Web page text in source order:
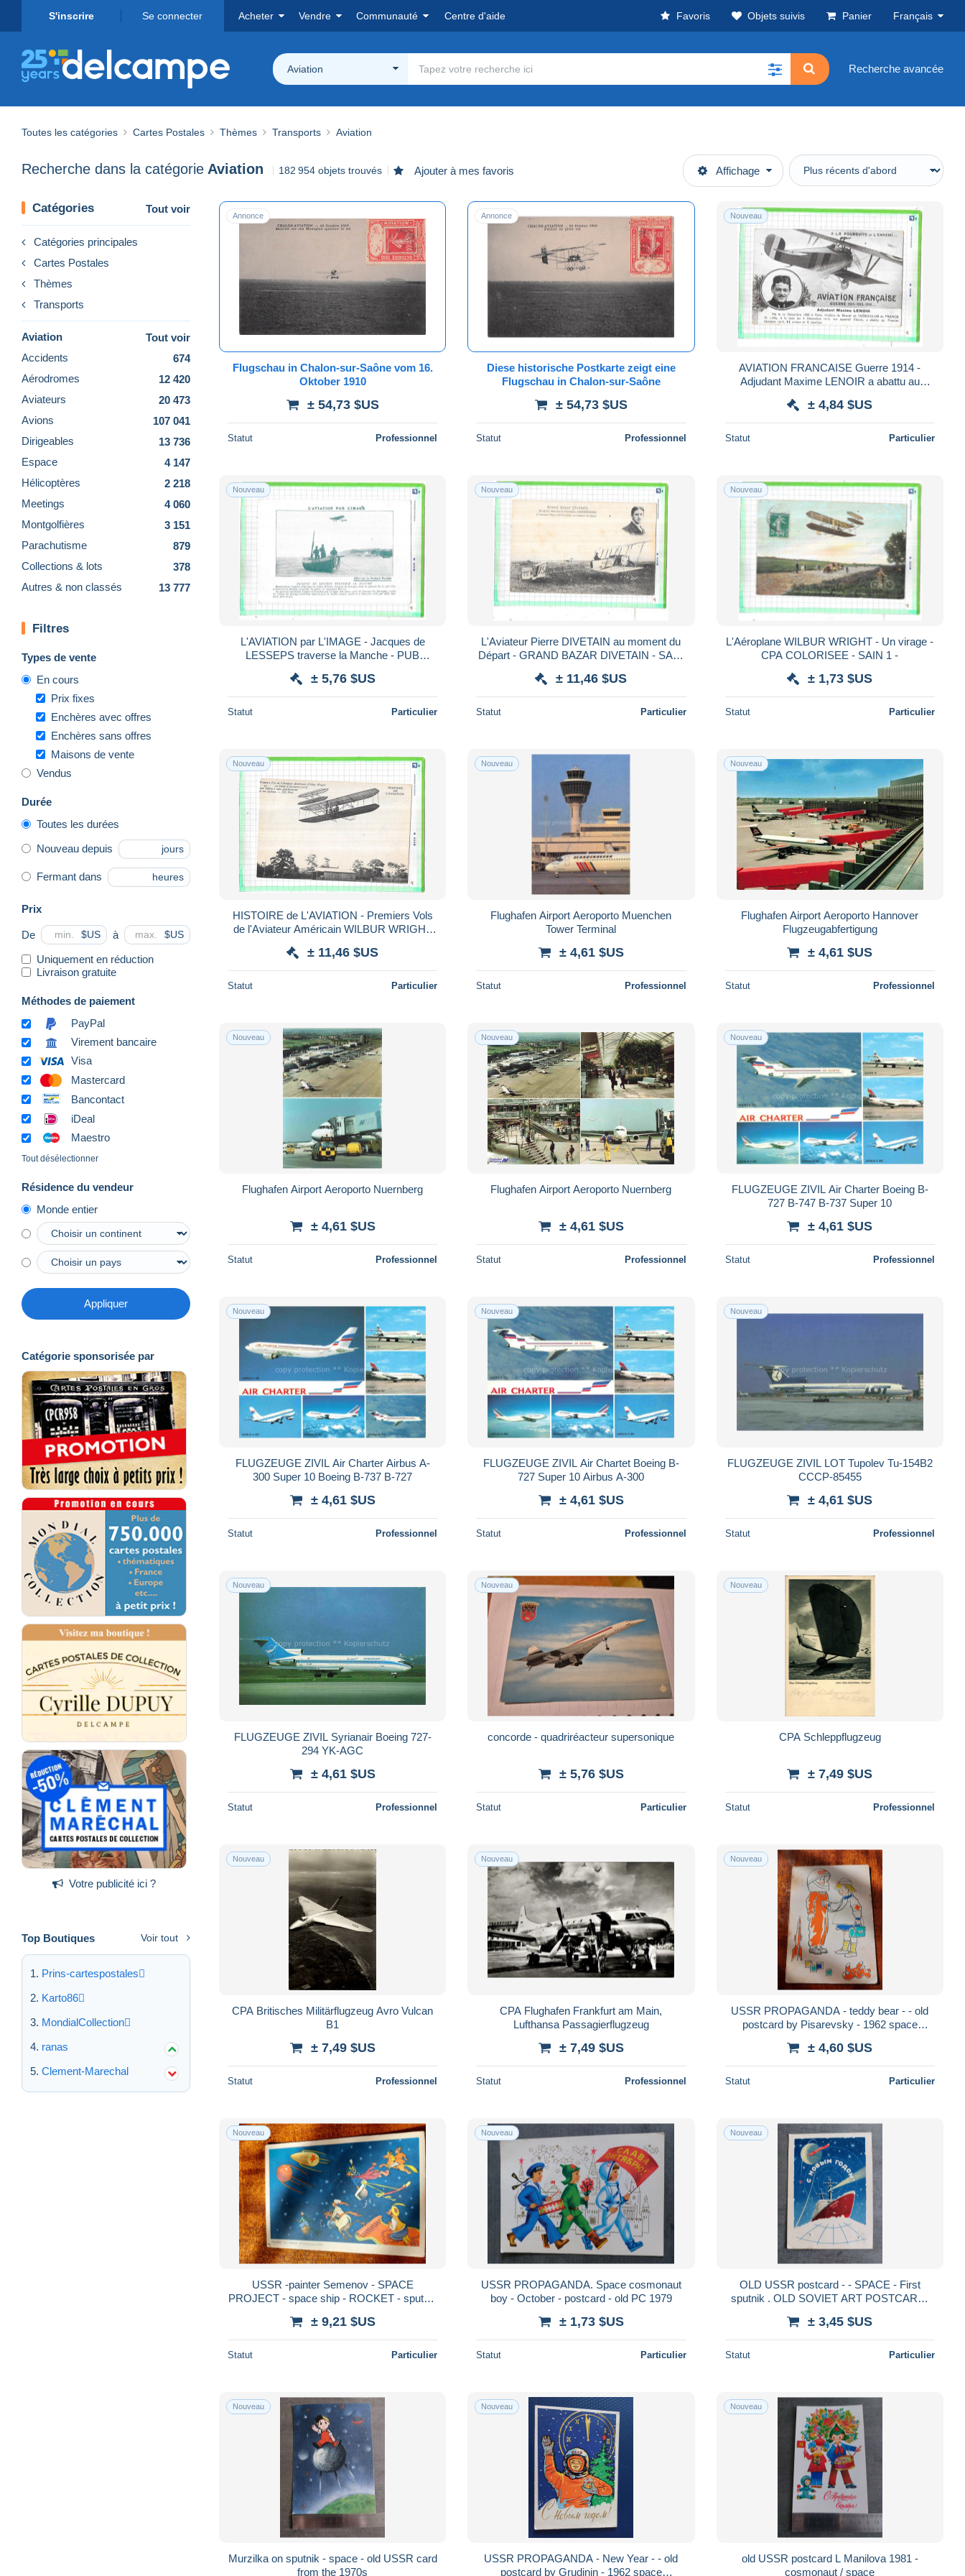
S'inscrire Se connecter Acheter Vendre Communauté Centre d'aide Favoris Objets suivis Panier Français
Aviation Recherche avancée
Toutes les catégories Cartes Postales Thèmes Transports Aviation
Recherche dans la catégorie Aviation 182 954 objets trouvés Ajouter à mes favoris Affichage
Catégories Tout voir
Catégories principales
Cartes Postales
Thèmes
Transports
Aviation
Tout voir
Accidents
674
Aérodromes
12 420
Aviateurs
20 473
Avions
107 041
Dirigeables
13 736
Espace
4 147
Hélicoptères
2 218
Meetings
4 060
Montgolfières
3 151
Parachutisme
879
Collections & lots
378
Autres & non classés
13 777
Filtres
Types de vente
En cours
Prix fixes
Enchères avec offres
Enchères sans offres
Maisons de vente
Vendus
Durée
Toutes les durées
Nouveau depuis jours
Fermant dans heures
Prix
De $US à $US
Uniquement en réduction
Livraison gratuite
Méthodes de paiement
PayPal
Virement bancaire
Visa
Mastercard
Bancontact
iDeal
Maestro
Tout désélectionner
Résidence du vendeur
Monde entier
Appliquer
Catégorie sponsorisée par
Votre publicité ici ?
Top Boutiques Voir tout
Prins-cartespostales
Karto86
MondialCollection
ranas
Clement-Marechal
Annonce
Flugschau in Chalon-sur-Saône vom 16.
Oktober 1910
± 54,73 $US
Statut Professionnel
Annonce
Diese historische Postkarte zeigt eine
Flugschau in Chalon-sur-Saône
± 54,73 $US
Statut Professionnel
Nouveau
AVIATION FRANCAISE Guerre 1914 -
Adjudant Maxime LENOIR a abattu au
± 4,84 $US
Statut Particulier
Nouveau
L'AVIATION par L'IMAGE - Jacques de
LESSEPS traverse la Manche - PUB
± 5,76 $US
Statut Particulier
Nouveau
L'Aviateur Pierre DIVETAIN au moment du
Départ - GRAND BAZAR DIVETAIN - SAIN
± 11,46 $US
Statut Particulier
Nouveau
L'Aéroplane WILBUR WRIGHT - Un virage -
CPA COLORISEE - SAIN 1 -
± 1,73 $US
Statut Particulier
Nouveau
HISTOIRE de L'AVIATION - Premiers Vols
de l'Aviateur Américain WILBUR WRIGHT
± 11,46 $US
Statut Particulier
Nouveau
Flughafen Airport Aeroporto Muenchen
Tower Terminal
± 4,61 $US
Statut Professionnel
Nouveau
Flughafen Airport Aeroporto Hannover
Flugzeugabfertigung
± 4,61 $US
Statut Professionnel
Nouveau
Flughafen Airport Aeroporto Nuernberg
± 4,61 $US
Statut Professionnel
Nouveau
Flughafen Airport Aeroporto Nuernberg
± 4,61 $US
Statut Professionnel
Nouveau
FLUGZEUGE ZIVIL Air Charter Boeing B-
727 B-747 B-737 Super 10
± 4,61 $US
Statut Professionnel
Nouveau
FLUGZEUGE ZIVIL Air Charter Airbus A-
300 Super 10 Boeing B-737 B-727
± 4,61 $US
Statut Professionnel
Nouveau
FLUGZEUGE ZIVIL Air Chartet Boeing B-
727 Super 10 Airbus A-300
± 4,61 $US
Statut Professionnel
Nouveau
FLUGZEUGE ZIVIL LOT Tupolev Tu-154B2
CCCP-85455
± 4,61 $US
Statut Professionnel
Nouveau
FLUGZEUGE ZIVIL Syrianair Boeing 727-
294 YK-AGC
± 4,61 $US
Statut Professionnel
Nouveau
concorde - quadriréacteur supersonique
± 5,76 $US
Statut Particulier
Nouveau
CPA Schleppflugzeug
± 7,49 $US
Statut Professionnel
Nouveau
CPA Britisches Militärflugzeug Avro Vulcan
B1
± 7,49 $US
Statut Professionnel
Nouveau
CPA Flughafen Frankfurt am Main,
Lufthansa Passagierflugzeug
± 7,49 $US
Statut Professionnel
Nouveau
USSR PROPAGANDA - teddy bear - - old
postcard by Pisarevsky - 1962 space
± 4,60 $US
Statut Particulier
Nouveau
USSR -painter Semenov - SPACE
PROJECT - space ship - ROCKET - sputnik
± 9,21 $US
Statut Particulier
Nouveau
USSR PROPAGANDA. Space cosmonaut
boy - October - postcard - old PC 1979
± 1,73 $US
Statut Particulier
Nouveau
OLD USSR postcard - - SPACE - First
sputnik . OLD SOVIET ART POSTCARD.
± 3,45 $US
Statut Particulier
Nouveau
Murzilka on sputnik - space - old USSR card
from the 1970s
Nouveau
USSR PROPAGANDA - New Year - - old
postcard by Grudinin - 1962 space
Nouveau
old USSR postcard L Manilova 1981 -
cosmonaut / space